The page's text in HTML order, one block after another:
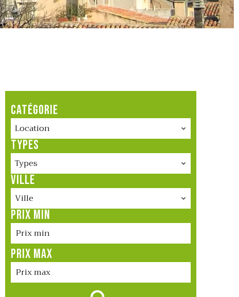
CATÉGORIE
Location
TYPES
Types
VILLE
Ville
PRIX MIN
PRIX MAX